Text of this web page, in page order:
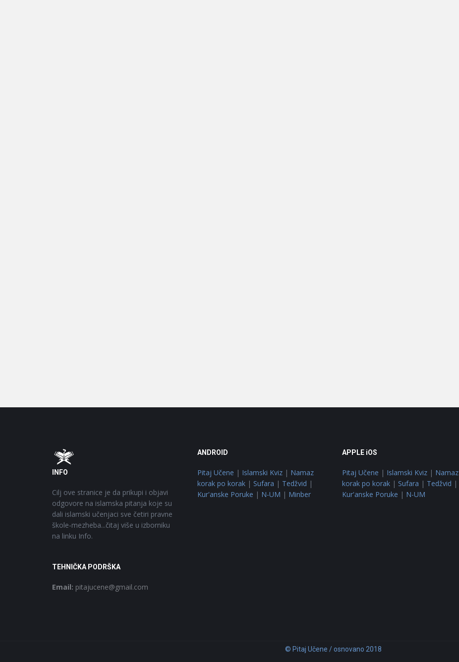
Footer
INFO
Cilj ove stranice je da prikupi i objavi
odgovore na islamska pitanja koje su
dali islamski učenjaci sve četiri pravne
škole-mezheba...čitaj više u izborniku
na linku Info.
TEHNIČKA PODRŠKA
Email: pitajucene@gmail.com
ANDROID
Pitaj Učene | Islamski Kviz| Namaz
korak po korak| Sufara | Tedžvid |
Kur'anske Poruke | N-UM | Minber
APPLE iOS
Pitaj Učene | Islamski Kviz | Namaz
korak po korak | Sufara | Tedžvid |
Kur'anske Poruke | N-UM
© Pitaj Učene / osnovano 2018